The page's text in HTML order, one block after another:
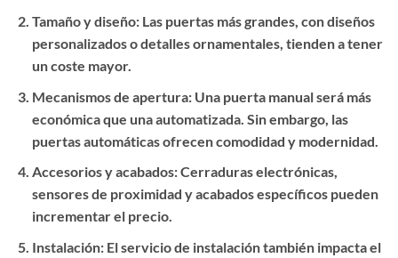
Tamaño y diseño: Las puertas más grandes, con diseños
personalizados o detalles ornamentales, tienden a tener
un coste mayor.
Mecanismos de apertura: Una puerta manual será más
económica que una automatizada. Sin embargo, las
puertas automáticas ofrecen comodidad y modernidad.
Accesorios y acabados: Cerraduras electrónicas,
sensores de proximidad y acabados específicos pueden
incrementar el precio.
Instalación: El servicio de instalación también impacta el